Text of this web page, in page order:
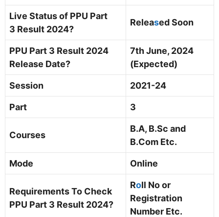
Live Status of PPU Part
3 Result 2024?
Released Soon
PPU Part 3 Result 2024
Release Date?
7th June, 2024
(Expected)
Session 2021-24
Part 3
Courses
B.A, B.Sc and
B.Com Etc.
Mode Online
Requirements To Check
PPU Part 3 Result 2024?
Roll No or
Registration
Number Etc.